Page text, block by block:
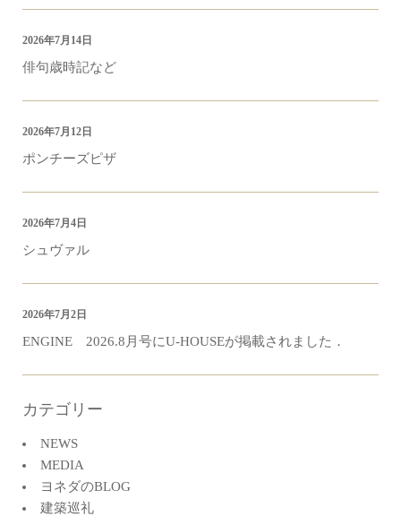
俳句歳時記など
2026年7月14日
ポンチーズピザ
2026年7月12日
シュヴァル
2026年7月4日
ENGINE 2026.8月号にU-HOUSEが掲載されました．
2026年7月2日
カテゴリー
NEWS
MEDIA
ヨネダのBLOG
建築巡礼